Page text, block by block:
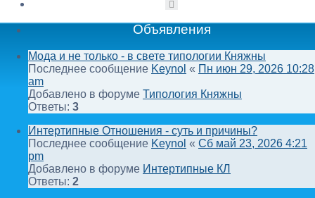
Объявления
Мода и не только - в свете типологии Княжны
Последнее сообщение Keynol « Пн июн 29, 2026 10:28
am
Добавлено в форуме Типология Княжны
Ответы: 3
Интертипные Отношения - суть и причины?
Последнее сообщение Keynol « Сб май 23, 2026 4:21
pm
Добавлено в форуме Интертипные КЛ
Ответы: 2